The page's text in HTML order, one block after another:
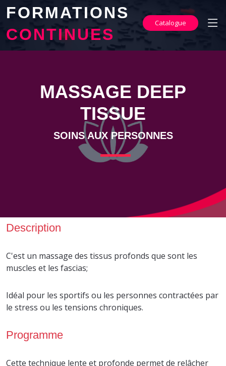
FORMATIONS
CONTINUES
Catalogue
MASSAGE DEEP
TISSUE
SOINS AUX PERSONNES
Description
C'est un massage des tissus profonds que sont les
muscles et les fascias;
Idéal pour les sportifs ou les personnes contractées par
le stress ou les tensions chroniques.
Programme
Cette technique lente et profonde permet de relâcher